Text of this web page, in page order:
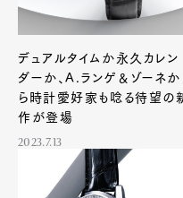
デュアルタイムか永久カレン
ダーか、A.ランゲ＆ゾーネか
ら時計愛好家も唸る待望の
作が登場
2023.7.13